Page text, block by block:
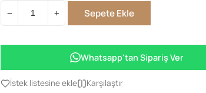
−
AHTAPOD
adet
+ Sepete Ekle
Whatsapp'tan Sipariş Ver
İstek listesine ekle Karşılaştır